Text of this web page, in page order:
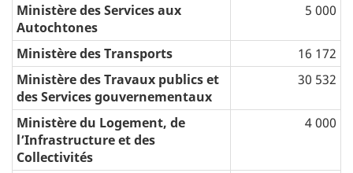
Ministère des Services aux
Autochtones
5 000
Ministère des Transports
16 172
Ministère des Travaux publics et
des Services gouvernementaux
30 532
Ministère du Logement, de
lʼInfrastructure et des
Collectivités
4 000